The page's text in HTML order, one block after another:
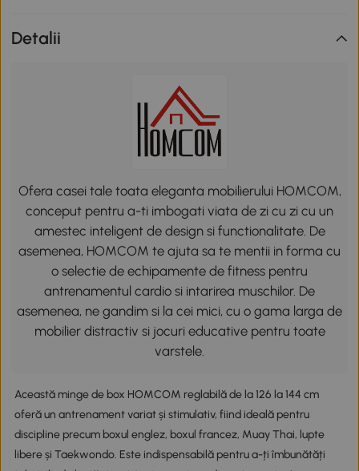
Detalii
Ofera casei tale toata eleganta mobilierului HOMCOM,
conceput pentru a-ti imbogati viata de zi cu zi cu un
amestec inteligent de design si functionalitate. De
asemenea, HOMCOM te ajuta sa te mentii in forma cu
o selectie de echipamente de fitness pentru
antrenamentul cardio si intarirea muschilor. De
asemenea, ne gandim si la cei mici, cu o gama larga de
mobilier distractiv si jocuri educative pentru toate
varstele.
Această minge de box HOMCOM reglabilă de la 126 la 144 cm
oferă un antrenament variat și stimulativ, fiind ideală pentru
discipline precum boxul englez, boxul francez, Muay Thai, lupte
libere și Taekwondo. Este indispensabilă pentru a-ți îmbunătăți